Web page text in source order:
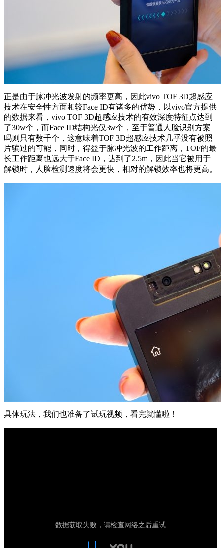
正是由于脉冲光波发射的频率更高，因此vivo TOF 3D超感应
技术在安全性方面相较Face ID有诸多的优势，以vivo官方提供
的数据来看，vivo TOF 3D超感应技术的有效深度特征点达到
了30w个，而Face ID结构光仅3w个，至于普通人脸识别方案
吗则只有数千个，这意味着TOF 3D超感应技术几乎没有被照
片骗过的可能，同时，得益于脉冲光波的工作距离，TOF的最
长工作距离也远大于Face ID，达到了2.5m，因此当它被用于
解锁时，人脸检测速度将会更快，相对的解锁效率也将更高。
具体玩法，我们也准备了试玩视频，看完就懂啦！